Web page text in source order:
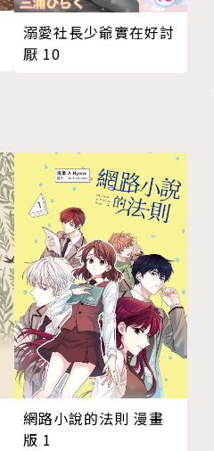
溺愛社長少爺實在好討
厭 10
網路小說的法則 漫畫
版 1